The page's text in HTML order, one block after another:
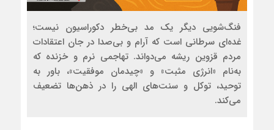
فنگ‌شویی دیگر یک مد بی‌خطر دکوراسیون نیست؛
غده‌ای سرطانی است که آرام و بی‌صدا در جان اعتقادات
مردم قزوین ریشه می‌دواند. تهاجمی نرم و خزنده که
به‌نام «انرژی مثبت» و «چیدمان موفقیت»، باور به
توحید، توکل و سنت‌های الهی را در ذهن‌ها تضعیف
می‌کند.